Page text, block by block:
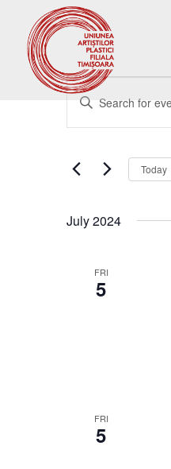
Events
Events
Search
and
Navigation
Enter
Keyword.
Search
Events
Today
July 2024
FRI
5
FRI
5